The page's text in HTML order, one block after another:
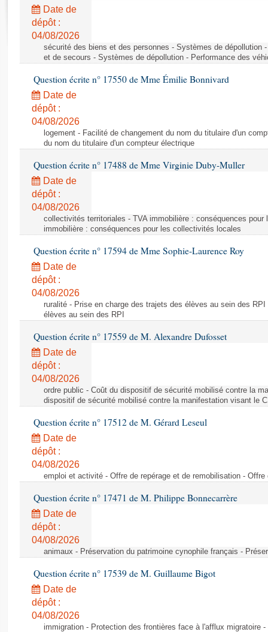
Rapports législatifs
Rapports sur l'application des lois
Baromètre de l’application des lois
Dossiers législatifs
Budget et sécurité sociale
Questions écrites et orales
Comptes rendus des débats
Date de
dépôt :
04/08/2026
sécurité des biens et des personnes - Systèmes de dépollution
et de secours - Systèmes de dépollution - Performance des
Question écrite n° 17550 de Mme Émilie Bonnivard
Date de
dépôt :
04/08/2026
logement - Facilité de changement du nom du titulaire d'un
du nom du titulaire d'un compteur électrique
Question écrite n° 17488 de Mme Virginie Duby-Muller
Date de
dépôt :
04/08/2026
collectivités territoriales - TVA immobilière : conséquences
immobilière : conséquences pour les collectivités locales
Question écrite n° 17594 de Mme Sophie-Laurence Roy
Date de
dépôt :
04/08/2026
ruralité - Prise en charge des trajets des élèves au sein des
élèves au sein des RPI
Question écrite n° 17559 de M. Alexandre Dufosset
Date de
dépôt :
04/08/2026
ordre public - Coût du dispositif de sécurité mobilisé contre la
dispositif de sécurité mobilisé contre la manifestation visant le
Question écrite n° 17512 de M. Gérard Leseul
Date de
dépôt :
04/08/2026
emploi et activité - Offre de repérage et de remobilisation -
Question écrite n° 17471 de M. Philippe Bonnecarrère
Date de
dépôt :
04/08/2026
animaux - Préservation du patrimoine cynophile français -
Question écrite n° 17539 de M. Guillaume Bigot
Date de
dépôt :
04/08/2026
immigration - Protection des frontières face à l'afflux migratoire